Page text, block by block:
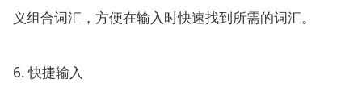
义组合词汇，方便在输入时快速找到所需的词汇。
6. 快捷输入